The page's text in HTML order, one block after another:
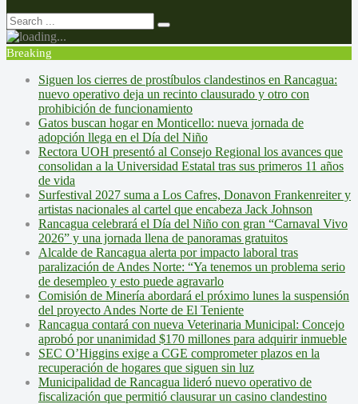
Breaking
Siguen los cierres de prostíbulos clandestinos en Rancagua:
nuevo operativo deja un recinto clausurado y otro con
prohibición de funcionamiento
Gatos buscan hogar en Monticello: nueva jornada de
adopción llega en el Día del Niño
Rectora UOH presentó al Consejo Regional los avances que
consolidan a la Universidad Estatal tras sus primeros 11 años
de vida
Surfestival 2027 suma a Los Cafres, Donavon Frankenreiter y
artistas nacionales al cartel que encabeza Jack Johnson
Rancagua celebrará el Día del Niño con gran “Carnaval Vivo
2026” y una jornada llena de panoramas gratuitos
Alcalde de Rancagua alerta por impacto laboral tras
paralización de Andes Norte: “Ya tenemos un problema serio
de desempleo y esto puede agravarlo
Comisión de Minería abordará el próximo lunes la suspensión
del proyecto Andes Norte de El Teniente
Rancagua contará con nueva Veterinaria Municipal: Concejo
aprobó por unanimidad $170 millones para adquirir inmueble
SEC O’Higgins exige a CGE comprometer plazos en la
recuperación de hogares que siguen sin luz
Municipalidad de Rancagua lideró nuevo operativo de
fiscalización que permitió clausurar un casino clandestino